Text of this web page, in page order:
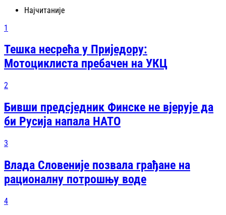
Најчитаније
1
Тешка несрећа у Приједору:
Мотоциклиста пребачен на УКЦ
2
Бивши предсједник Финске не вјерује да
би Русија напала НАТО
3
Влада Словеније позвала грађане на
рационалну потрошњу воде
4